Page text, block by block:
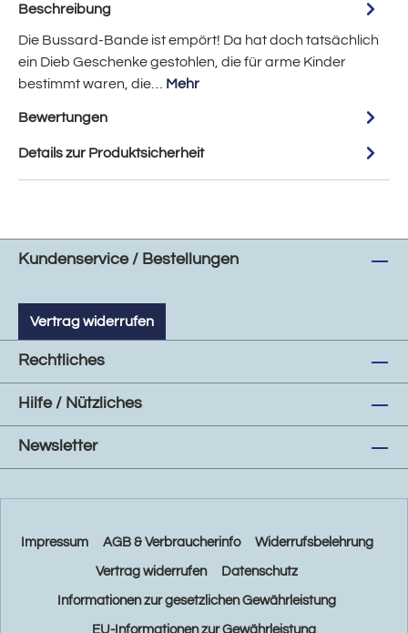
Beschreibung
Die Bussard-Bande ist empört! Da hat doch tatsächlich
ein Dieb Geschenke gestohlen, die für arme Kinder
bestimmt waren, die… Mehr
Bewertungen
Details zur Produktsicherheit
Kundenservice / Bestellungen
Vertrag widerrufen
Rechtliches
Hilfe / Nützliches
Newsletter
Impressum AGB & Verbraucherinfo Widerrufsbelehrung
Vertrag widerrufen Datenschutz
Informationen zur gesetzlichen Gewährleistung
EU-Informationen zur Gewährleistung